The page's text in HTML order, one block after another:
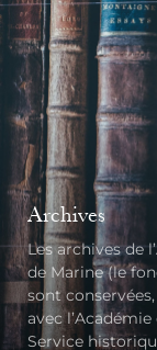
Archives
Les archives de
de Marine (le
sont
avec
Service